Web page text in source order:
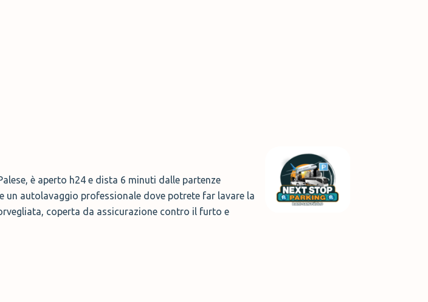
è aperto h24 e dista 6 minuti dalle partenze
un autolavaggio professionale dove potrete far lavare la
coperta da assicurazione contro il furto e